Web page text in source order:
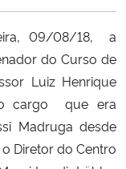
09/08/18, a
do Curso de
Luiz Henrique
o cargo que era
Madruga desde
Diretor do Centro